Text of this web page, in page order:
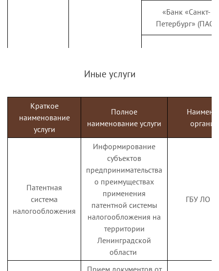
«Банк «Санкт-
Петербург» (ПАО)
Иные услуги
Краткое
наименование
услуги
Полное
наименование услуги
Патентная
система
налогообложения
Информирование
субъектов
предпринимательства
о преимуществах
применения
патентной системы
налогообложения на
территории
Ленинградской
области
ГБУ ЛО
Прием документов от